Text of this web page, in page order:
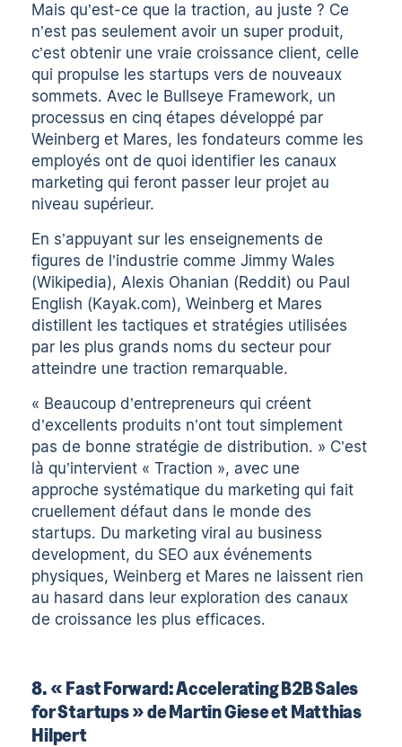
Mais qu’est-ce que la traction, au juste ? Ce
n’est pas seulement avoir un super produit,
c’est obtenir une vraie croissance client, celle
qui propulse les startups vers de nouveaux
sommets. Avec le Bullseye Framework, un
processus en cinq étapes développé par
Weinberg et Mares, les fondateurs comme les
employés ont de quoi identifier les canaux
marketing qui feront passer leur projet au
niveau supérieur.
En s’appuyant sur les enseignements de
figures de l’industrie comme Jimmy Wales
(Wikipedia), Alexis Ohanian (Reddit) ou Paul
English (Kayak.com), Weinberg et Mares
distillent les tactiques et stratégies utilisées
par les plus grands noms du secteur pour
atteindre une traction remarquable.
« Beaucoup d’entrepreneurs qui créent
d’excellents produits n’ont tout simplement
pas de bonne stratégie de distribution. » C’est
là qu’intervient « Traction », avec une
approche systématique du marketing qui fait
cruellement défaut dans le monde des
startups. Du marketing viral au business
development, du SEO aux événements
physiques, Weinberg et Mares ne laissent rien
au hasard dans leur exploration des canaux
de croissance les plus efficaces.
8. « Fast Forward: Accelerating B2B Sales
for Startups » de Martin Giese et Matthias
Hilpert